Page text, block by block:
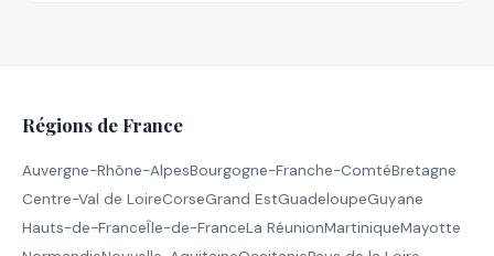
Régions de France
Auvergne-Rhône-AlpesBourgogne-Franche-ComtéBretagne
Centre-Val de LoireCorseGrand EstGuadeloupeGuyane
Hauts-de-FranceÎle-de-FranceLa RéunionMartiniqueMayotte